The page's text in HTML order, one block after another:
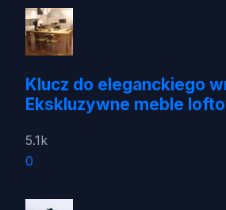
Klucz do eleganckiego
Ekskluzywne meble
5.1k
0